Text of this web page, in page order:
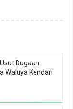
Dugaan
Waluya Kendari